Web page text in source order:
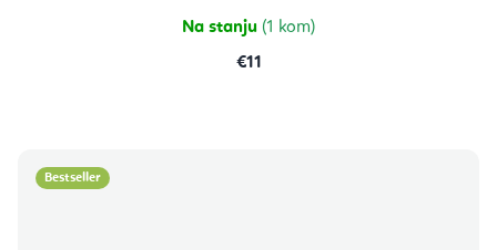
Na stanju (1 kom)
€11
Bestseller